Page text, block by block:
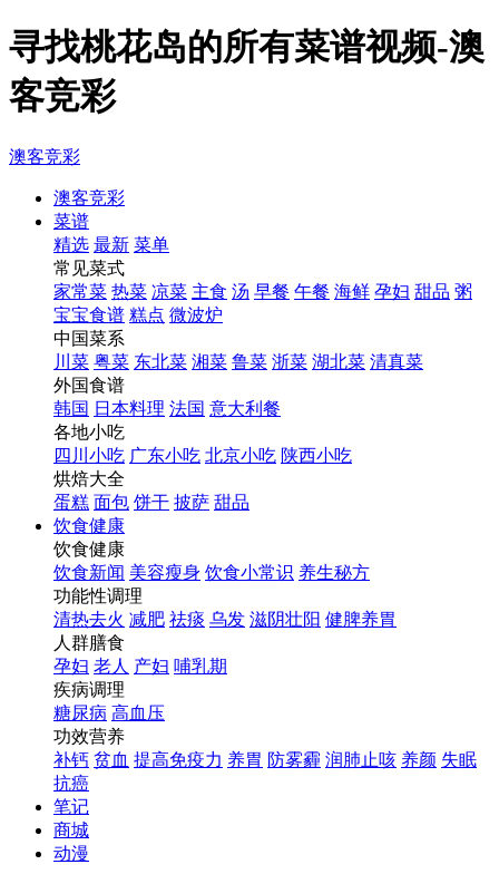
寻找桃花岛的所有菜谱视频-澳
客竞彩
澳客竞彩
澳客竞彩
菜谱
精选 最新 菜单
常见菜式
家常菜 热菜 凉菜 主食 汤 早餐 午餐 海鲜 孕妇 甜品 粥
宝宝食谱 糕点 微波炉
中国菜系
川菜 粤菜 东北菜 湘菜 鲁菜 浙菜 湖北菜 清真菜
外国食谱
韩国 日本料理 法国 意大利餐
各地小吃
四川小吃 广东小吃 北京小吃 陕西小吃
烘焙大全
蛋糕 面包 饼干 披萨 甜品
饮食健康
饮食健康
饮食新闻 美容瘦身 饮食小常识 养生秘方
功能性调理
清热去火 减肥 祛痰 乌发 滋阴壮阳 健脾养胃
人群膳食
孕妇 老人 产妇 哺乳期
疾病调理
糖尿病 高血压
功效营养
补钙 贫血 提高免疫力 养胃 防雾霾 润肺止咳 养颜 失眠
抗癌
笔记
商城
动漫